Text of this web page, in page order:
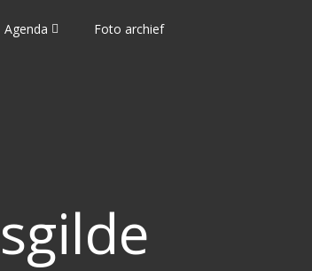
Agenda Foto archief